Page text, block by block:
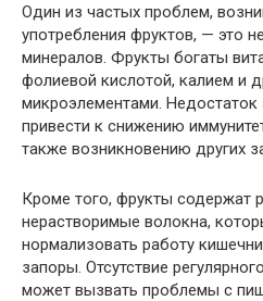
Один из частых проблем,
употребления фруктов, — это
минералов. Фрукты богаты
фолиевой кислотой, калием и
микроэлементами.
привести к снижению
также возникновению других
Кроме того, фрукты содержат
нерастворимые волокна,
нормализовать работу
запоры. Отсутствие
может вызвать проблемы с